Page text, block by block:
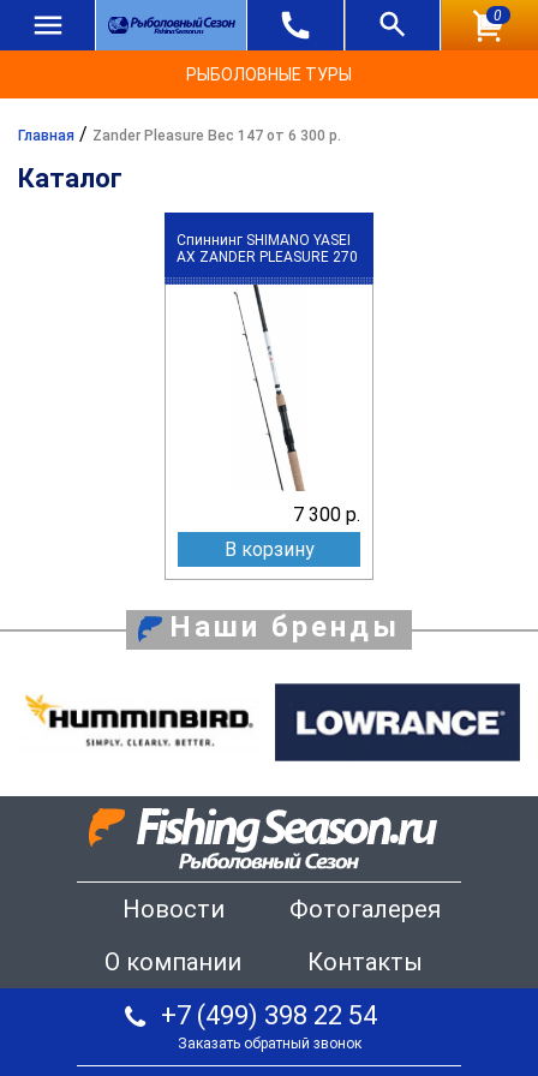
0
РЫБОЛОВНЫЕ ТУРЫ
Главная / Zander Pleasure Вес 147 от 6 300 р.
Каталог
Спиннинг SHIMANO YASEI
АХ ZANDER PLEASURE 270
7 300 р.
В корзину
Наши бренды
Новости
Фотогалерея
О компании
Контакты
+7 (499) 398 22 54
Заказать обратный звонок